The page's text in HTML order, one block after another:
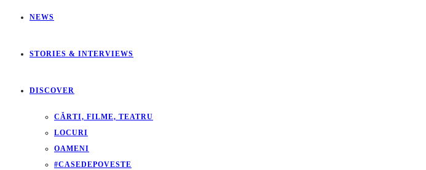
NEWS
STORIES & INTERVIEWS
DISCOVER
CĂRTI, FILME, TEATRU
LOCURI
OAMENI
#CASEDEPOVESTE